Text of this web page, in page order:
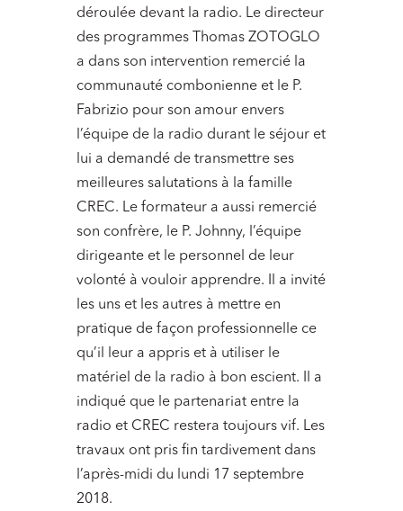
déroulée devant la radio. Le directeur
des programmes Thomas ZOTOGLO
a dans son intervention remercié la
communauté combonienne et le P.
Fabrizio pour son amour envers
l’équipe de la radio durant le séjour et
lui a demandé de transmettre ses
meilleures salutations à la famille
CREC. Le formateur a aussi remercié
son confrère, le P. Johnny, l’équipe
dirigeante et le personnel de leur
volonté à vouloir apprendre. Il a invité
les uns et les autres à mettre en
pratique de façon professionnelle ce
qu’il leur a appris et à utiliser le
matériel de la radio à bon escient. Il a
indiqué que le partenariat entre la
radio et CREC restera toujours vif. Les
travaux ont pris fin tardivement dans
l’après-midi du lundi 17 septembre
2018.